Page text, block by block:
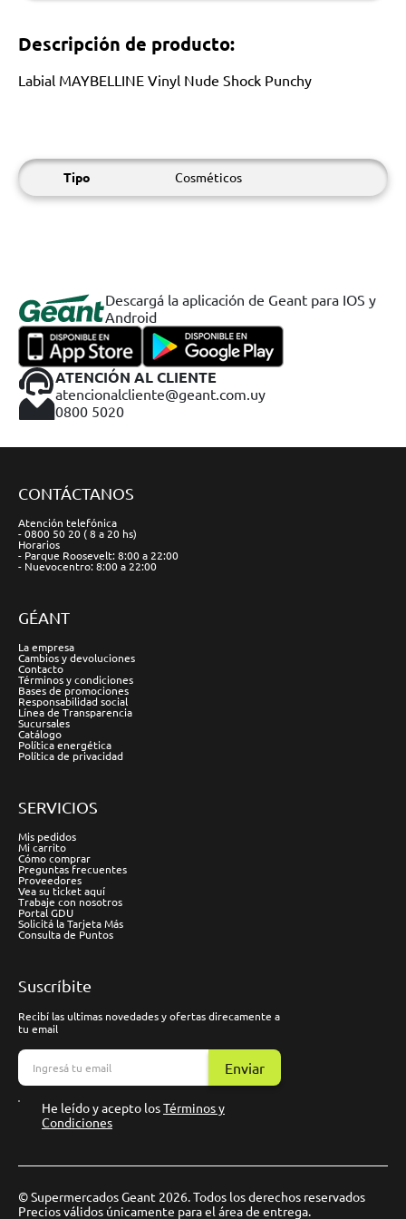
Descripción de producto:
Labial MAYBELLINE Vinyl Nude Shock Punchy
Tipo Cosméticos
Descargá la aplicación de Geant para IOS y
Android
ATENCIÓN AL CLIENTE
atencionalcliente@geant.com.uy
0800 5020
CONTÁCTANOS
Atención telefónica
- 0800 50 20 ( 8 a 20 hs)
Horarios
- Parque Roosevelt: 8:00 a 22:00
- Nuevocentro: 8:00 a 22:00
GÉANT
La empresa
Cambios y devoluciones
Contacto
Términos y condiciones
Bases de promociones
Responsabilidad social
Línea de Transparencia
Sucursales
Catálogo
Política energética
Política de privacidad
SERVICIOS
Mis pedidos
Mi carrito
Cómo comprar
Preguntas frecuentes
Proveedores
Vea su ticket aquí
Trabaje con nosotros
Portal GDU
Solicitá la Tarjeta Más
Consulta de Puntos
Suscríbite
Recibí las ultimas novedades y ofertas direcamente a
tu email
Enviar
He leído y acepto losTérminos y
Condiciones
© Supermercados Geant 2026. Todos los derechos reservados
Precios válidos únicamente para el área de entrega.